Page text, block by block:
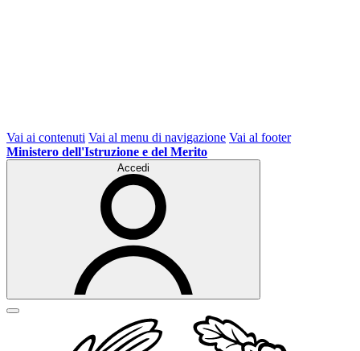
Vai ai contenuti Vai al menu di navigazione Vai al footer
Ministero dell'Istruzione e del Merito
Accedi